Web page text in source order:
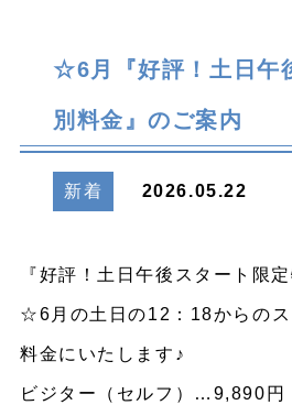
☆6月『好評！土日午
別料金』のご案内
新着 2026.05.22
『好評！土日午後スタート限
☆6月の土日の12：18からのス
料金にいたします♪
ビジター（セルフ）…9,890円